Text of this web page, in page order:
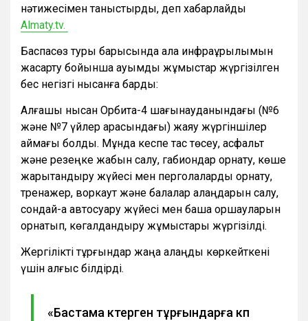
нәтижесімен таныстырды, деп хабарлайды
Almaty.tv.
Баспасөз туры барысында қала инфрақұрылымын
жақсарту бойынша ауқымды жұмыстар жүргізілген
бес негізгі нысанға барды:
Алғашқы нысан Орбита-4 шағынауданындағы (№6
және №7 үйлер арасындағы) жаяу жүргіншілер
аймағы болды. Мұнда кеспе тас төсеу, асфальт
және резеңке жабын салу, габиондар орнату, көше
жарықтандыру жүйесі мен перголаларды орнату,
тренажер, воркаут және балалар алаңдарын салу,
сондай-ақ автосуару жүйесі мен бақша қоршауларын
орнатып, көгалдандыру жұмыстары жүргізілді.
Жергілікті тұрғындар жаңа алаңды көркейткені
үшін алғыс білдірді.
«Бастама көтерген тұрғындарға көп